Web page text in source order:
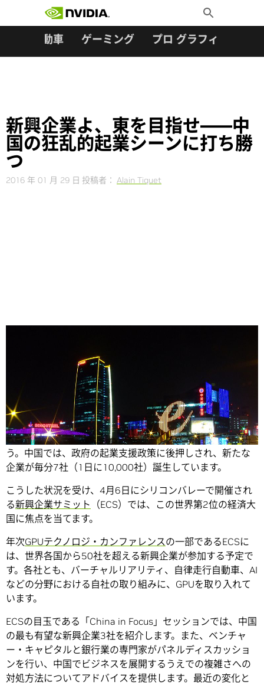
Toggle
Search
自動車 ゲーミング プロ グラフィックス
新興企業よ、東を目指せ――中
国の狂乱的起業シーンに打ち勝
つ
2016 年 01 月 29 日 投稿者： Alain Tiquet
中国は、おそらく世界最大の起業支援国といえるでしょ
う。中国では、政府の起業支援政策に後押しされ、新たな
企業が毎分7社（1日に10,000社）誕生しています。
こうした状況を受け、4月6日にシリコンバレーで開催され
る新興企業サミット （ECS）では、この世界第2位の経済大
国に焦点を当てます。
年次GPUテクノロジ・カンファレンスの一部であるECSに
は、世界各国から50社を超える新興企業が参加する予定で
す。各社とも、バーチャルリアリティ、自律走行自動車、AI
などの分野における自社の取り組みに、GPUを取り入れて
います。
ECSの目玉である「China in Focus」セッションでは、中国
の最も有望な新興企業3社を紹介します。また、ベンチャ
ー・キャピタルと銀行業の専門家がパネルディスカッショ
ンを行い、中国でビジネスを展開するうえでの複雑さへの
対処方法についてアドバイスを提供します。最近の変化と